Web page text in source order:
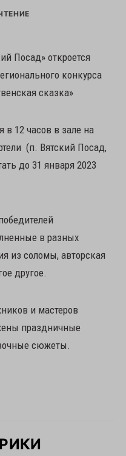
Посад» откроется
конкурса
сказка»
в 12 часов в зале на
(п. Вятский Посад,
до 31 января 2023
в разных
из соломы, авторская
другое.
и мастеров
праздничные
сюжеты.